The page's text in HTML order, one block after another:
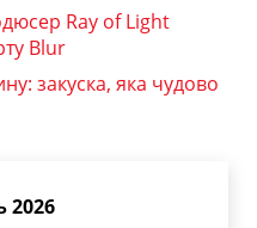
Ray of Light
Blur
закуска, яка чудово
2026